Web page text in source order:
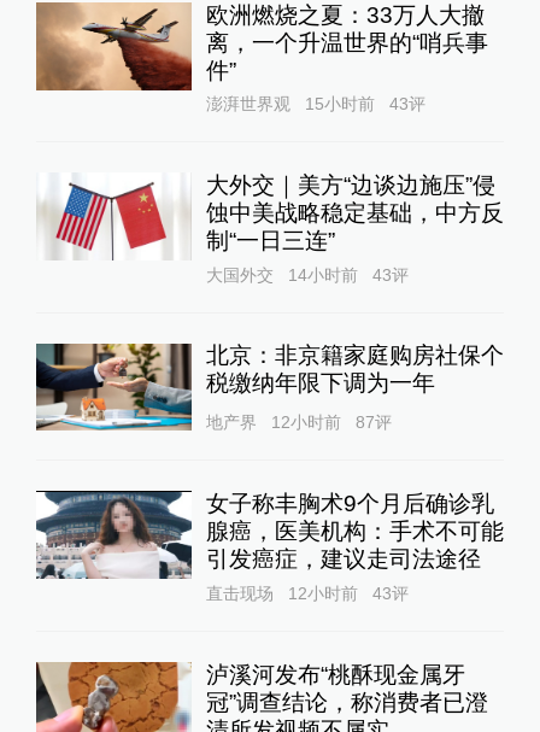
欧洲燃烧之夏：33万人大撤
离，一个升温世界的“哨兵事
件”
澎湃世界观 15小时前 43评
大外交｜美方“边谈边施压”侵
蚀中美战略稳定基础，中方反
制“一日三连”
大国外交 14小时前 43评
北京：非京籍家庭购房社保个
税缴纳年限下调为一年
地产界 12小时前 87评
女子称丰胸术9个月后确诊乳
腺癌，医美机构：手术不可能
引发癌症，建议走司法途径
直击现场 12小时前 43评
泸溪河发布“桃酥现金属牙
冠”调查结论，称消费者已澄